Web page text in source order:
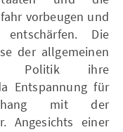
vorbeugen und
Die
der allgemeinen
Politik ihre
Entspannung für
mit der
Angesichts einer